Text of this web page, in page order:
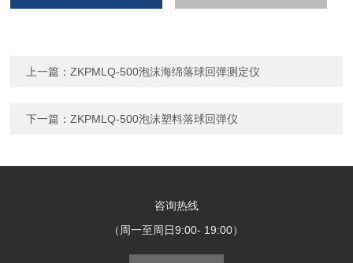
上一篇：ZKPMLQ-500泡沫海绵落球回弹测定仪
下一篇：ZKPMLQ-500泡沫塑料落球回弹仪
咨询热线
（周一至周日9:00- 19:00）